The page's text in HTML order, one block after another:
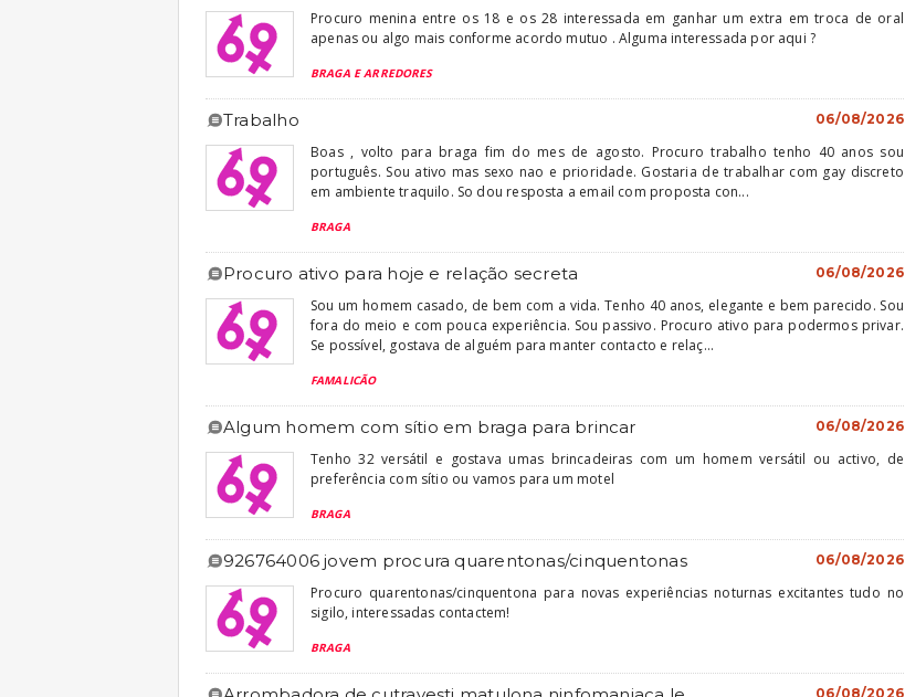
Procuro menina entre os 18 e os 28 interessada em ganhar um extra em troca de oral
apenas ou algo mais conforme acordo mutuo . Alguma interessada por aqui ?
BRAGA E ARREDORES
trabalho 06/08/2026
Boas , volto para braga fim do mes de agosto. Procuro trabalho tenho 40 anos sou
português. Sou ativo mas sexo nao e prioridade. Gostaria de trabalhar com gay discreto
em ambiente traquilo. So dou resposta a email com proposta con...
BRAGA
procuro ativo para hoje e relação secreta 06/08/2026
Sou um homem casado, de bem com a vida. Tenho 40 anos, elegante e bem parecido. Sou
fora do meio e com pouca experiência. Sou passivo. Procuro ativo para podermos privar.
Se possível, gostava de alguém para manter contacto e relaç...
FAMALICÃO
algum homem com sítio em braga para brincar 06/08/2026
Tenho 32 versátil e gostava umas brincadeiras com um homem versátil ou activo, de
preferência com sítio ou vamos para um motel
BRAGA
926764006 jovem procura quarentonas/cinquentonas 06/08/2026
Procuro quarentonas/cinquentona para novas experiências noturnas excitantes tudo no
sigilo, interessadas contactem!
BRAGA
06/08/2026